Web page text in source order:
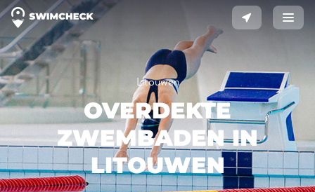
Litouwen
OVERDEKTE
ZWEMBADEN IN
LITOUWEN